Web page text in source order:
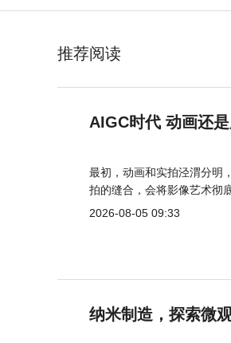
推荐阅读
AIGC时代 动画还
最初，动画和实拍泾渭分明
拍的缝合，会将影像艺术彻
2026-08-05 09:33
纳米制造，探索微